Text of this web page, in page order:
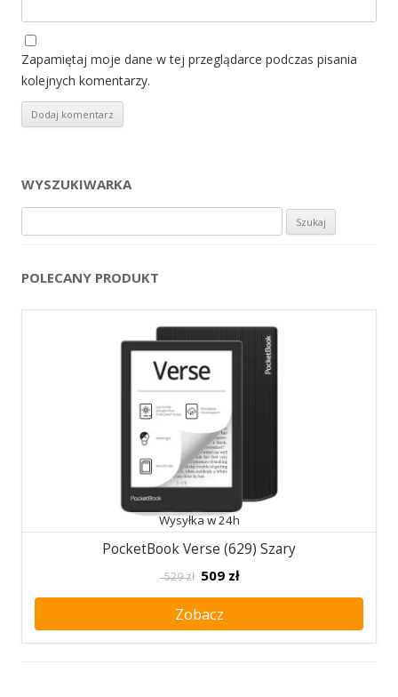
Zapamiętaj moje dane w tej przeglądarce podczas pisania
kolejnych komentarzy.
WYSZUKIWARKA
POLECANY PRODUKT
Wysyłka w 24h
PocketBook Verse (629) Szary
529 zł 509 zł
Zobacz